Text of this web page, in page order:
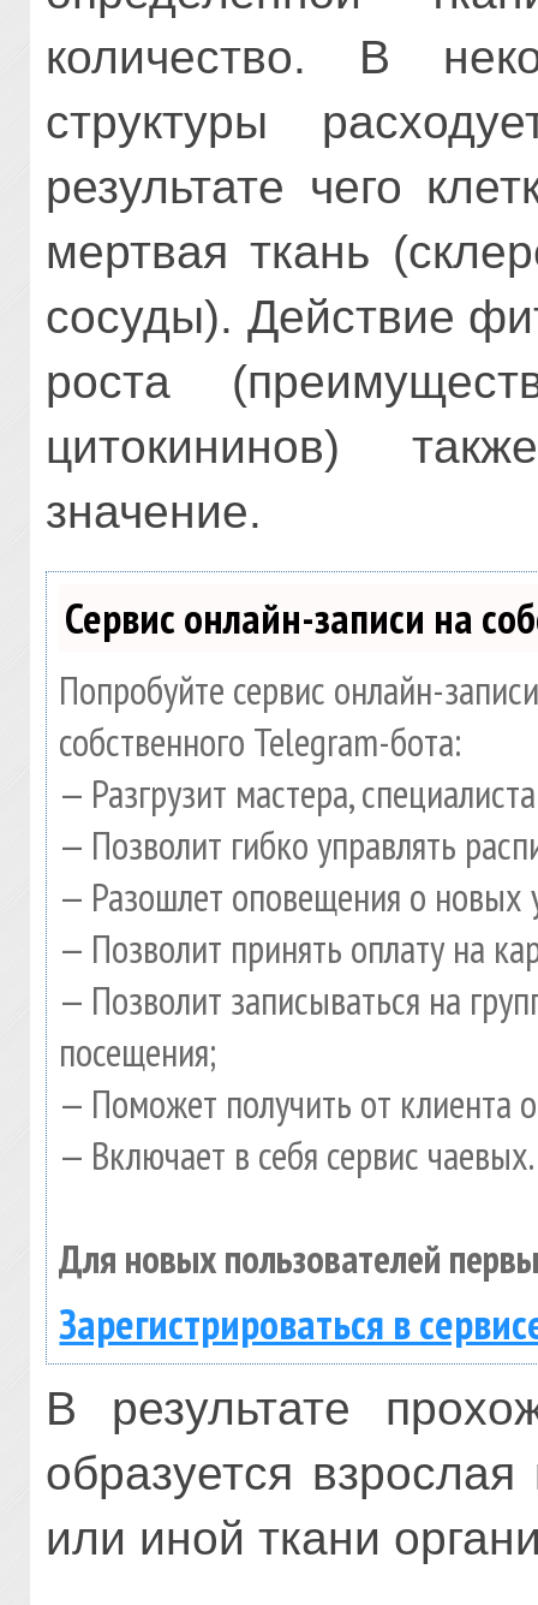
количество. В
структуры
результате чего
мертвая ткань
сосуды). Действие
роста
цитокининов)
значение.
Сервис онлайн-записи на
Попробуйте сервис онлайн-
собственного Telegram-бота:
— Разгрузит мастера,
— Позволит гибко управлять
— Разошлет оповещения о новых
— Позволит принять оплату на
— Позволит записываться на
посещения;
— Поможет получить от клиента
— Включает в себя сервис чаевых.
Для новых пользователей
Зарегистрироваться в
В результате
образуется
или иной ткани